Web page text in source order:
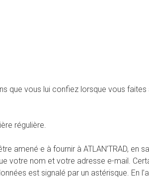
que vous lui confiez lorsque vous faites
régulière.
amené·e à fournir à ATLAN’TRAD, en
votre nom et votre adresse e-mail.
est signalé par un astérisque. En